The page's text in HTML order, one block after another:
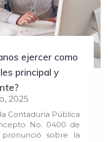
ejercer como
principal y
2025
Contaduría Pública
No. 0400 de
sobre la